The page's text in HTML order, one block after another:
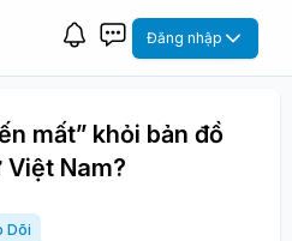
Đăng nhập
mất” khỏi bản đồ
Nam?
Dõi